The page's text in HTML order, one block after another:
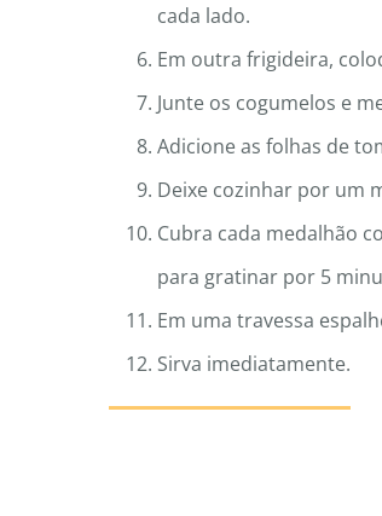
cada lado.
Em outra frigideira,
Junte os cogumelos e
Adicione as folhas de
Deixe cozinhar por um
Cubra cada medalhão
para gratinar por 5
Em uma travessa
Sirva imediatamente.